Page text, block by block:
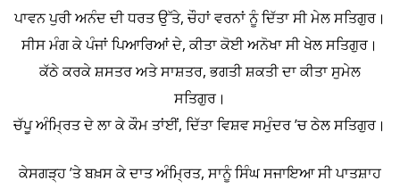
ਪਾਵਨ ਪੁਰੀ ਅਨੰਦ ਦੀ ਧਰਤ ਉੱਤੇ, ਚੌਹਾਂ ਵਰਨਾਂ ਨੂੰ ਦਿੱਤਾ ਸੀ ਮੇਲ ਸਤਿਗੁਰ।
ਸੀਸ ਮੰਗ ਕੇ ਪੰਜਾਂ ਪਿਆਰਿਆਂ ਦੇ, ਕੀਤਾ ਕੋਈ ਅਨੋਖਾ ਸੀ ਖੇਲ ਸਤਿਗੁਰ।
ਕੱਠੇ ਕਰਕੇ ਸ਼ਸਤਰ ਅਤੇ ਸਾਸ਼ਤਰ, ਭਗਤੀ ਸ਼ਕਤੀ ਦਾ ਕੀਤਾ ਸੁਮੇਲ
ਸਤਿਗੁਰ।
ਚੱਪੂ ਅੰਮ੍ਰਿਤ ਦੇ ਲਾ ਕੇ ਕੌਮ ਤਾਂਈਂ, ਦਿੱਤਾ ਵਿਸ਼ਵ ਸਮੁੰਦਰ ’ਚ ਠੇਲ ਸਤਿਗੁਰ।
ਕੇਸਗੜ੍ਹ ’ਤੇ ਬਖ਼ਸ ਕੇ ਦਾਤ ਅੰਮ੍ਰਿਤ, ਸਾਨੂੰ ਸਿੰਘ ਸਜਾਇਆ ਸੀ ਪਾਤਸ਼ਾਹ